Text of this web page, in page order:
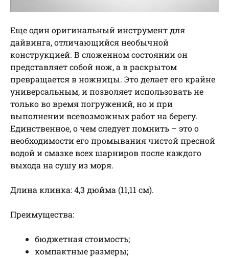
Еще один оригинальный инструмент для
дайвинга, отличающийся необычной
конструкцией. В сложенном состоянии он
представляет собой нож, а в раскрытом
превращается в ножницы. Это делает его крайне
универсальным, и позволяет использовать не
только во время погружений, но и при
выполнении всевозможных работ на берегу.
Единственное, о чем следует помнить – это о
необходимости его промывания чистой пресной
водой и смазке всех шарниров после каждого
выхода на сушу из моря.
Длина клинка: 4,3 дюйма (11,11 см).
Преимущества:
бюджетная стоимость;
компактные размеры;